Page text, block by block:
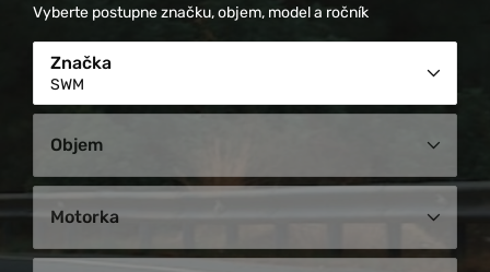
Vyberte postupne značku, objem, model a ročník
Značka
SWM
Objem
Motorka